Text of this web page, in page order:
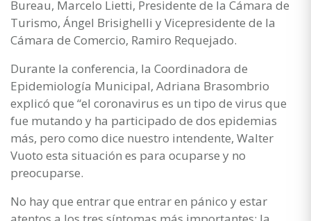
Bureau, Marcelo Lietti, Presidente de la Cámara de
Turismo, Ángel Brisighelli y Vicepresidente de la
Cámara de Comercio, Ramiro Requejado.
Durante la conferencia, la Coordinadora de
Epidemiología Municipal, Adriana Brasombrio
explicó que “el coronavirus es un tipo de virus que
fue mutando y ha participado de dos epidemias
más, pero como dice nuestro intendente, Walter
Vuoto esta situación es para ocuparse y no
preocuparse.
No hay que entrar que entrar en pánico y estar